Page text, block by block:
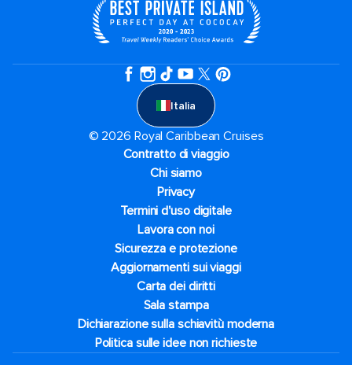
Italia
© 2026 Royal Caribbean Cruises
Contratto di viaggio
Chi siamo
Privacy
Termini d'uso digitale
Lavora con noi
Sicurezza e protezione
Aggiornamenti sui viaggi
Carta dei diritti
Sala stampa
Dichiarazione sulla schiavitù moderna
Politica sulle idee non richieste